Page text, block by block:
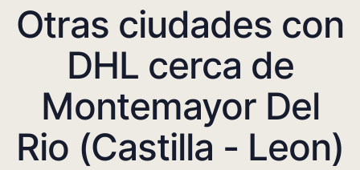
Otras ciudades con
DHL cerca de
Montemayor Del
Rio (Castilla - Leon)